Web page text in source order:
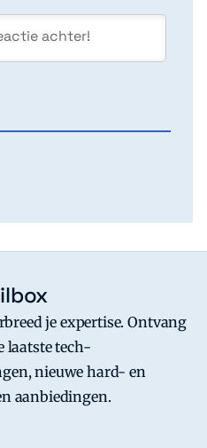
je expertise. Ontvang
laatste tech-
nieuwe hard- en
aanbiedingen.